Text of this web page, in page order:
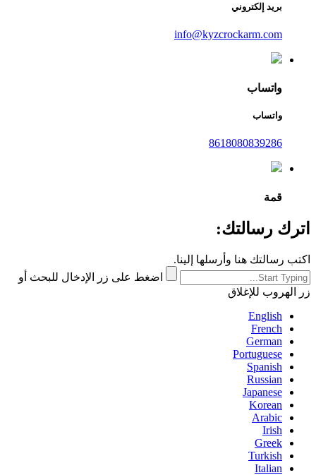
بريد إلكتروني
info@kyzcrockarm.com
واتساب
واتساب
8618080839286
قمة
اترك رسالتك:
اكتب رسالتك هنا وأرسلها إلينا.
اضغط على زر الإدخال للبحث أو
زر الهروب للإغلاق
English
French
German
Portuguese
Spanish
Russian
Japanese
Korean
Arabic
Irish
Greek
Turkish
Italian